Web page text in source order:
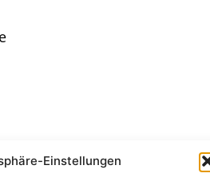
Einstellungen